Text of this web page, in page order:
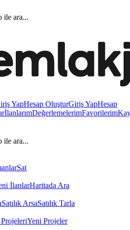
ile ara...
YapHesap OluşturGiriş YapHesap
İlanlarımDeğerlemelerimFavorilerim
ile ara...
Sat
İlanlarHaritada Ara
Satılık ArsaSatılık Tarla
Yeni Projeler